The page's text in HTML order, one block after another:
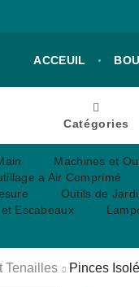
ACCEUIL
Catégories
Machines et
a Air Comprimé
Outils de
Escabeaux
Tenailles Pinces